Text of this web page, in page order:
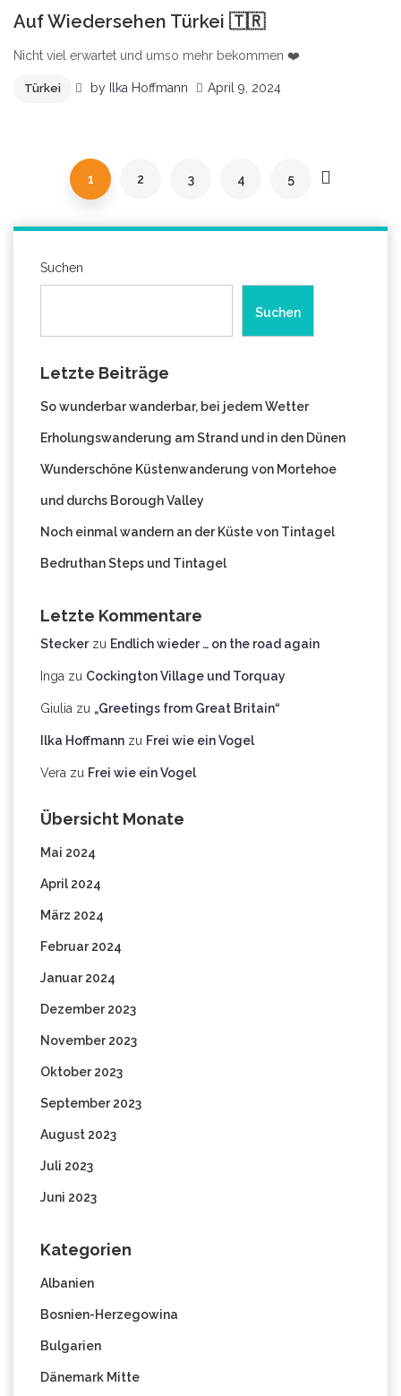
Auf Wiedersehen Türkei 🇹🇷
Nicht viel erwartet und umso mehr bekommen ❤️
Türkei by Ilka Hoffmann April 9, 2024
1 2 3 4 5
Suchen
Suchen
Letzte Beiträge
So wunderbar wanderbar, bei jedem Wetter
Erholungswanderung am Strand und in den Dünen
Wunderschöne Küstenwanderung von Mortehoe
und durchs Borough Valley
Noch einmal wandern an der Küste von Tintagel
Bedruthan Steps und Tintagel
Letzte Kommentare
Steckerzu Endlich wieder … on the road again
Inga zu Cockington Village und Torquay
Giulia zu „Greetings from Great Britain“
Ilka Hoffmann zu Frei wie ein Vogel
Vera zu Frei wie ein Vogel
Übersicht Monate
Mai 2024
April 2024
März 2024
Februar 2024
Januar 2024
Dezember 2023
November 2023
Oktober 2023
September 2023
August 2023
Juli 2023
Juni 2023
Kategorien
Albanien
Bosnien-Herzegowina
Bulgarien
Dänemark Mitte